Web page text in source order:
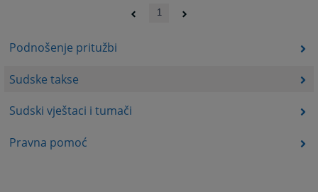
Podnošenje pritužbi
Sudske takse
Sudski vještaci i tumači
Pravna pomoć
1